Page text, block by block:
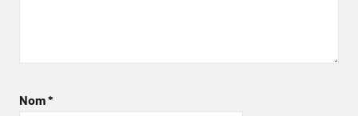
Nom*